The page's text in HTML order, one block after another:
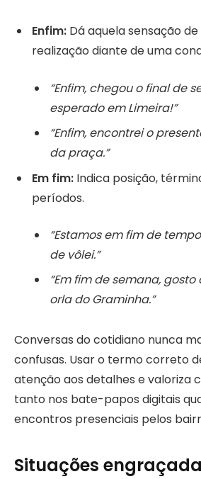
Enfim: Dá aquela sensação
realização diante de uma
“Enfim, chegou o final de
esperado em Limeira!”
“Enfim, encontrei o
da praça.”
Em fim: Indica posição,
períodos.
“Estamos em fim de
de vôlei.”
“Em fim de semana,
orla do Graminha.”
Conversas do cotidiano nunca
confusas. Usar o termo correto
atenção aos detalhes e valoriza
tanto nos bate-papos digitais
encontros presenciais pelos
Situações